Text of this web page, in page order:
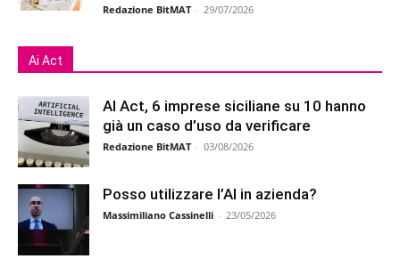
Redazione BitMAT - 29/07/2026
Ai Act
AI Act, 6 imprese siciliane su 10 hanno
già un caso d’uso da verificare
Redazione BitMAT - 03/08/2026
Posso utilizzare l’AI in azienda?
Massimiliano Cassinelli - 23/05/2026